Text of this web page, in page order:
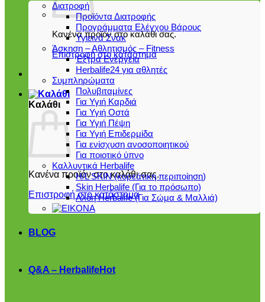
Κανένα προϊόν στο καλάθι σας.
Επιστροφή στο κατάστημα
Καλάθι
Κανένα προϊόν στο καλάθι σας.
Επιστροφή στο κατάστημα
Διατροφή
Προϊόντα Διατροφής
Προγράμματα Ελέγχου Βάρους
Υγιεινά Σνακ
Άσκηση – Αθλητισμός – Fitness
Έξτρα Ενέργεια
Herbalife24 για αθλητές
Συμπληρώματα
Πολυβιταμίνες
Για Υγιή Καρδιά
Για Υγιή Οστά
Για Υγιή Πέψη
Για Υγιή Επιδερμίδα
Για ενίσχυση ανοσοποιητικού
Για ποιοτικό ύπνο
Καλλυντικά Herbalife
H/L SKIN (κορεάτικη περιποίηση)
Skin Herbalife (Για το πρόσωπο)
Αλόη Ηerbalife (Για Σώμα & Μαλλιά)
BLOG
Q&A – Herbalife